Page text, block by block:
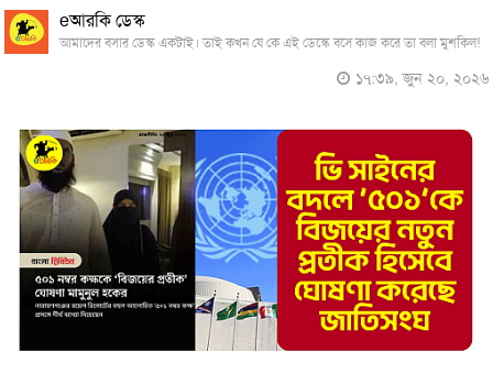
eআরকি ডেস্ক
আমাদের বসার ডেস্ক একটাই। তাই কখন যে কে এই ডেস্কে বসে কাজ করে তা বলা মুশকিল!
১৭:৩৯, জুন ২০, ২০২৬